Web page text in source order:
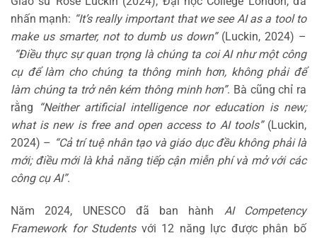
nhấn mạnh: “It’s really important that we see AI as a tool to
make us smarter, not to dumb us down”(Luckin, 2024) –
“Điều thực sự quan trọng là chúng ta coi AI như một công
cụ để làm cho chúng ta thông minh hơn, không phải để
làm chúng ta trở nên kém thông minh hơn”. Bà cũng chỉ ra
rằng
“Neither artificial intelligence nor education is new;
what is new is free and open access to AI tools”(Luckin,
2024) – “Cả trí tuệ nhân tạo và giáo dục đều không phải là
mới; điều mới là khả năng tiếp cận miễn phí và mở với các
công cụ AI”.
Năm 2024, UNESCO đã ban hành AI Competency
Framework for Studentsvới 12 năng lực được phân bố